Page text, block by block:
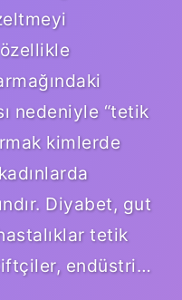
nedeniyle “tetik
kimlerde
Diyabet, gut
tetik
endüstri…